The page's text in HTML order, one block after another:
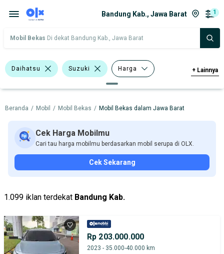
Bandung Kab., Jawa Barat 1
Mobil Bekas Di dekat Bandung Kab., Jawa Barat
Daihatsu Suzuki Harga
Merek Dan Model Tahun
Tipe Bodi Tipe Membership
+ Lainnya
Beranda / Mobil / Mobil Bekas / Mobil Bekas dalam Jawa Barat
Cek Harga Mobilmu
Cari tau harga mobilmu berdasarkan mobil serupa di OLX.
Cek Sekarang
1.099 iklan terdekat Bandung Kab.
Rp 203.000.000
2023 - 35.000-40.000 km